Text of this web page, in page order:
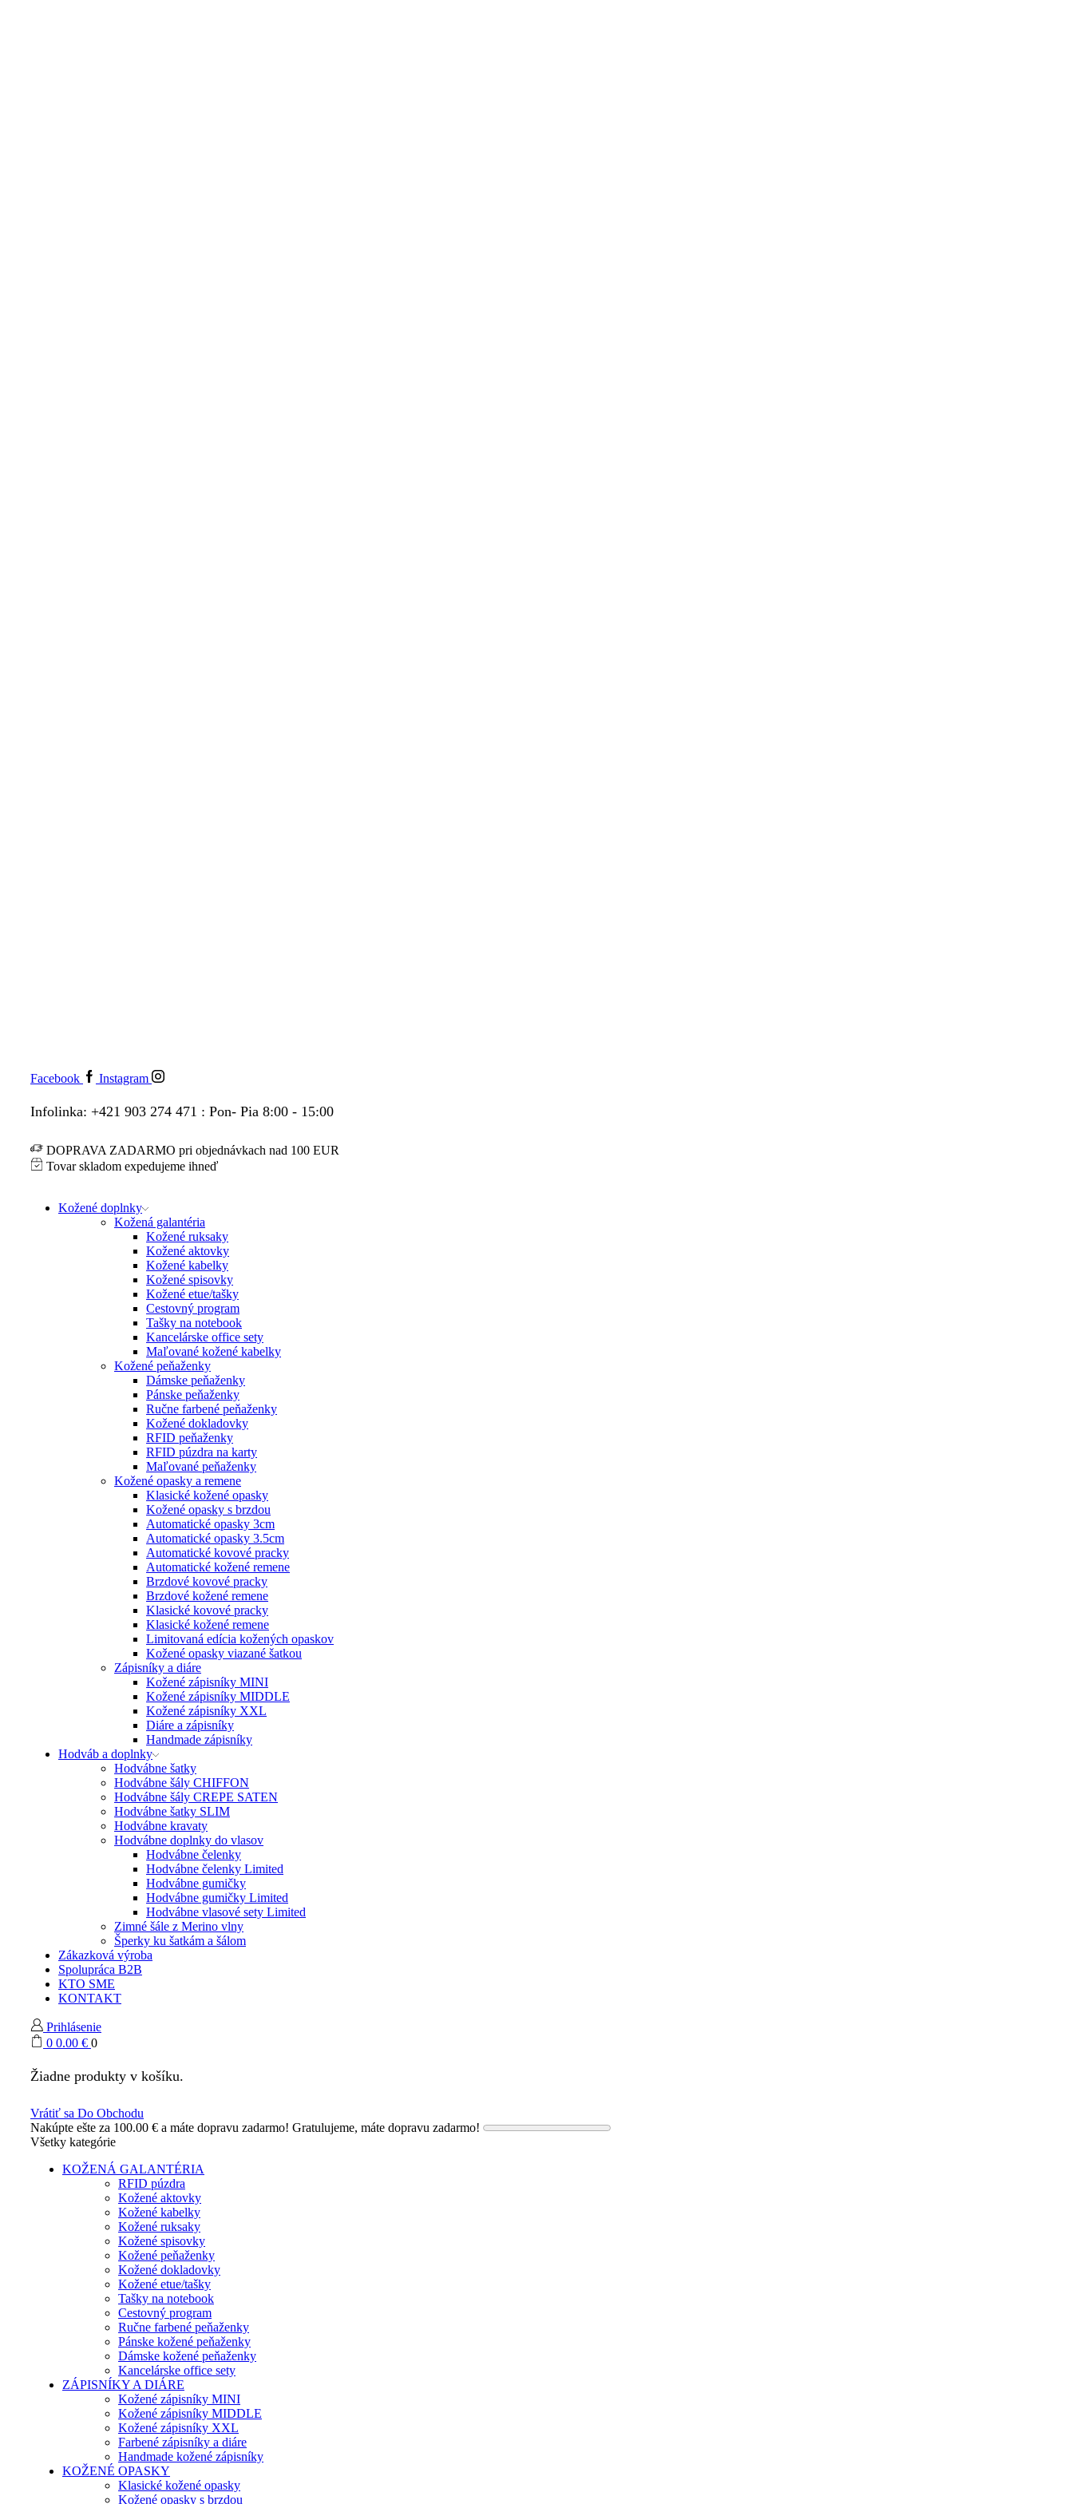
Facebook Instagram
Infolinka: +421 903 274 471 : Pon- Pia 8:00 - 15:00
DOPRAVA ZADARMO pri objednávkach nad 100 EUR
Tovar skladom expedujeme ihneď
Kožené doplnky
Kožená galantéria
Kožené ruksaky
Kožené aktovky
Kožené kabelky
Kožené spisovky
Kožené etue/tašky
Cestovný program
Tašky na notebook
Kancelárske office sety
Maľované kožené kabelky
Kožené peňaženky
Dámske peňaženky
Pánske peňaženky
Ručne farbené peňaženky
Kožené dokladovky
RFID peňaženky
RFID púzdra na karty
Maľované peňaženky
Kožené opasky a remene
Klasické kožené opasky
Kožené opasky s brzdou
Automatické opasky 3cm
Automatické opasky 3.5cm
Automatické kovové pracky
Automatické kožené remene
Brzdové kovové pracky
Brzdové kožené remene
Klasické kovové pracky
Klasické kožené remene
Limitovaná edícia kožených opaskov
Kožené opasky viazané šatkou
Zápisníky a diáre
Kožené zápisníky MINI
Kožené zápisníky MIDDLE
Kožené zápisníky XXL
Diáre a zápisníky
Handmade zápisníky
Hodváb a doplnky
Hodvábne šatky
Hodvábne šály CHIFFON
Hodvábne šály CREPE SATEN
Hodvábne šatky SLIM
Hodvábne kravaty
Hodvábne doplnky do vlasov
Hodvábne čelenky
Hodvábne čelenky Limited
Hodvábne gumičky
Hodvábne gumičky Limited
Hodvábne vlasové sety Limited
Zimné šále z Merino vlny
Šperky ku šatkám a šálom
Zákazková výroba
Spolupráca B2B
KTO SME
KONTAKT
Prihlásenie
0 0.00 € 0
Žiadne produkty v košíku.
Vrátiť sa Do Obchodu
Nakúpte ešte za 100.00 € a máte dopravu zadarmo! Gratulujeme, máte dopravu zadarmo!
Všetky kategórie
KOŽENÁ GALANTÉRIA
RFID púzdra
Kožené aktovky
Kožené kabelky
Kožené ruksaky
Kožené spisovky
Kožené peňaženky
Kožené dokladovky
Kožené etue/tašky
Tašky na notebook
Cestovný program
Ručne farbené peňaženky
Pánske kožené peňaženky
Dámske kožené peňaženky
Kancelárske office sety
ZÁPISNÍKY A DIÁRE
Kožené zápisníky MINI
Kožené zápisníky MIDDLE
Kožené zápisníky XXL
Farbené zápisníky a diáre
Handmade kožené zápisníky
KOŽENÉ OPASKY
Klasické kožené opasky
Kožené opasky s brzdou